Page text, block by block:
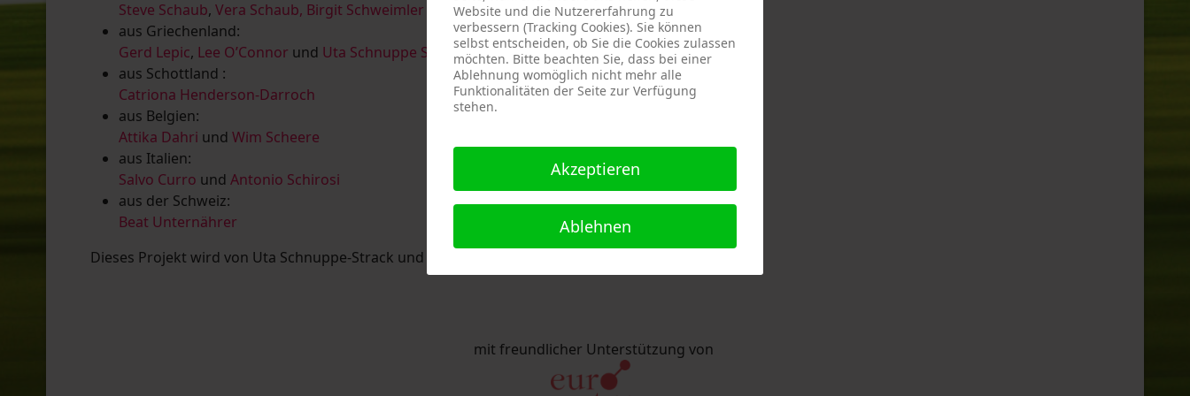
Steve Schaub, Vera Schaub, Birgit Schweimler & Serge DevadderundRolf Thärichen
aus Griechenland:
Gerd Lepic, Lee O’Connor und Uta Schnuppe Strack
aus Schottland :
Catriona Henderson-Darroch
aus Belgien:
Attika Dahri und Wim Scheere
aus Italien:
Salvo Curro und Antonio Schirosi
aus der Schweiz:
Beat Unternährer
Dieses Projekt wird von Uta Schnuppe-Strack und Eric Schaftlein organisiert.
mit freundlicher Unterstützung von
Website und die Nutzererfahrung zu
verbessern (Tracking Cookies). Sie können
selbst entscheiden, ob Sie die Cookies zulassen
möchten. Bitte beachten Sie, dass bei einer
Ablehnung womöglich nicht mehr alle
Funktionalitäten der Seite zur Verfügung
stehen.
Akzeptieren
Ablehnen